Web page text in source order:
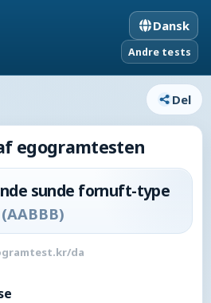
Dansk
Andre tests
Del
egogramtesten
sunde fornuft-type
(AABBB)
da